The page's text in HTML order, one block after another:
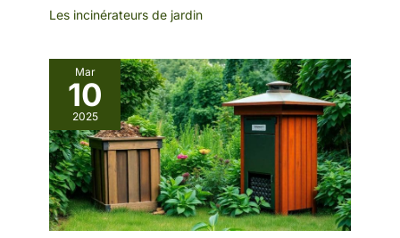
Les incinérateurs de jardin
Mar
10
2025